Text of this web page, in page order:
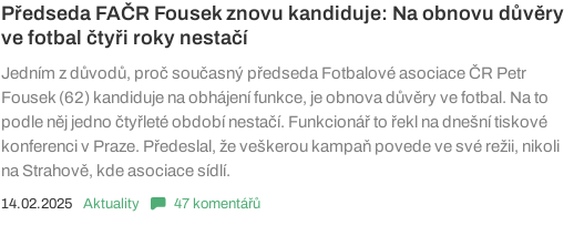
Předseda FAČR Fousek znovu kandiduje: Na obnovu důvěry
ve fotbal čtyři roky nestačí
Jedním z důvodů, proč současný předseda Fotbalové asociace ČR Petr
Fousek (62) kandiduje na obhájení funkce, je obnova důvěry ve fotbal. Na to
podle něj jedno čtyřleté období nestačí. Funkcionář to řekl na dnešní tiskové
konferenci v Praze. Předeslal, že veškerou kampaň povede ve své režii, nikoli
na Strahově, kde asociace sídlí.
14.02.2025 Aktuality 47 komentářů